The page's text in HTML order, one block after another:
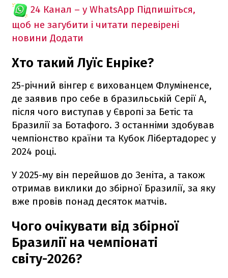
24 Канал – у WhatsApp Підпишіться,
щоб не загубити і читати перевірені
новини Додати
Хто такий Луїс Енріке?
25-річний вінгер є вихованцем Флуміненсе,
де заявив про себе в бразильській Серії А,
після чого виступав у Європі за Бетіс та
Бразилії за Ботафого. З останніми здобував
чемпіонство країни та Кубок Лібертадорес у
2024 році.
У 2025-му він перейшов до Зеніта, а також
отримав виклики до збірної Бразилії, за яку
вже провів понад десяток матчів.
Чого очікувати від збірної
Бразилії на чемпіонаті
світу-2026?